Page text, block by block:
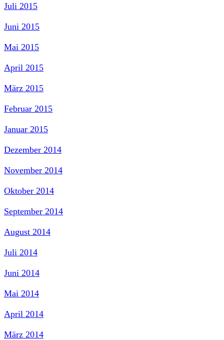
Juli 2015
Juni 2015
Mai 2015
April 2015
März 2015
Februar 2015
Januar 2015
Dezember 2014
November 2014
Oktober 2014
September 2014
August 2014
Juli 2014
Juni 2014
Mai 2014
April 2014
März 2014